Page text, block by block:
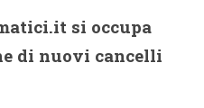
si occupa
di nuovi cancelli